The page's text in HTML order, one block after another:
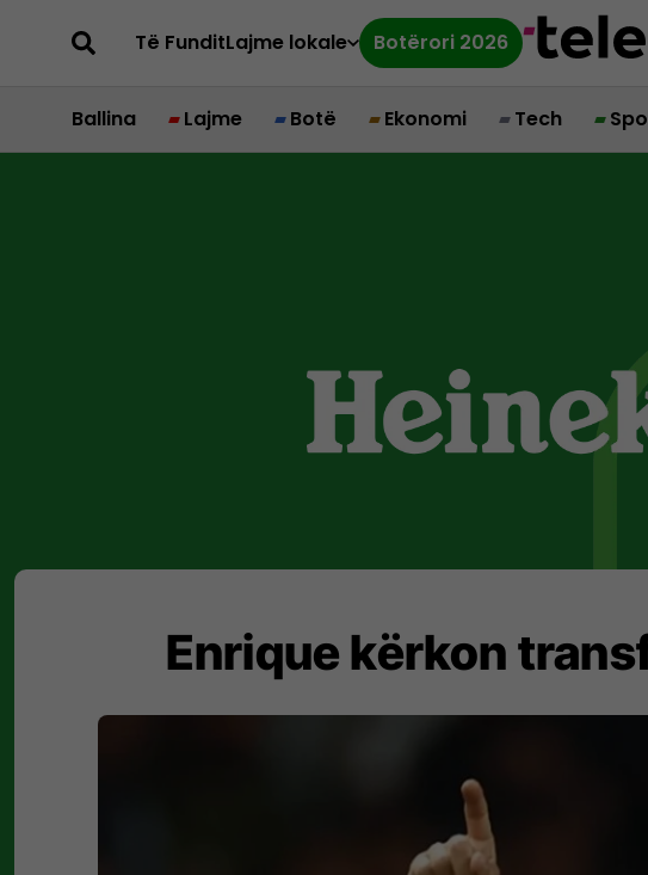
Të FunditLajme lokale Botërori 2026
Ballina Lajme Botë Ekonomi Tech
Enrique kërkon